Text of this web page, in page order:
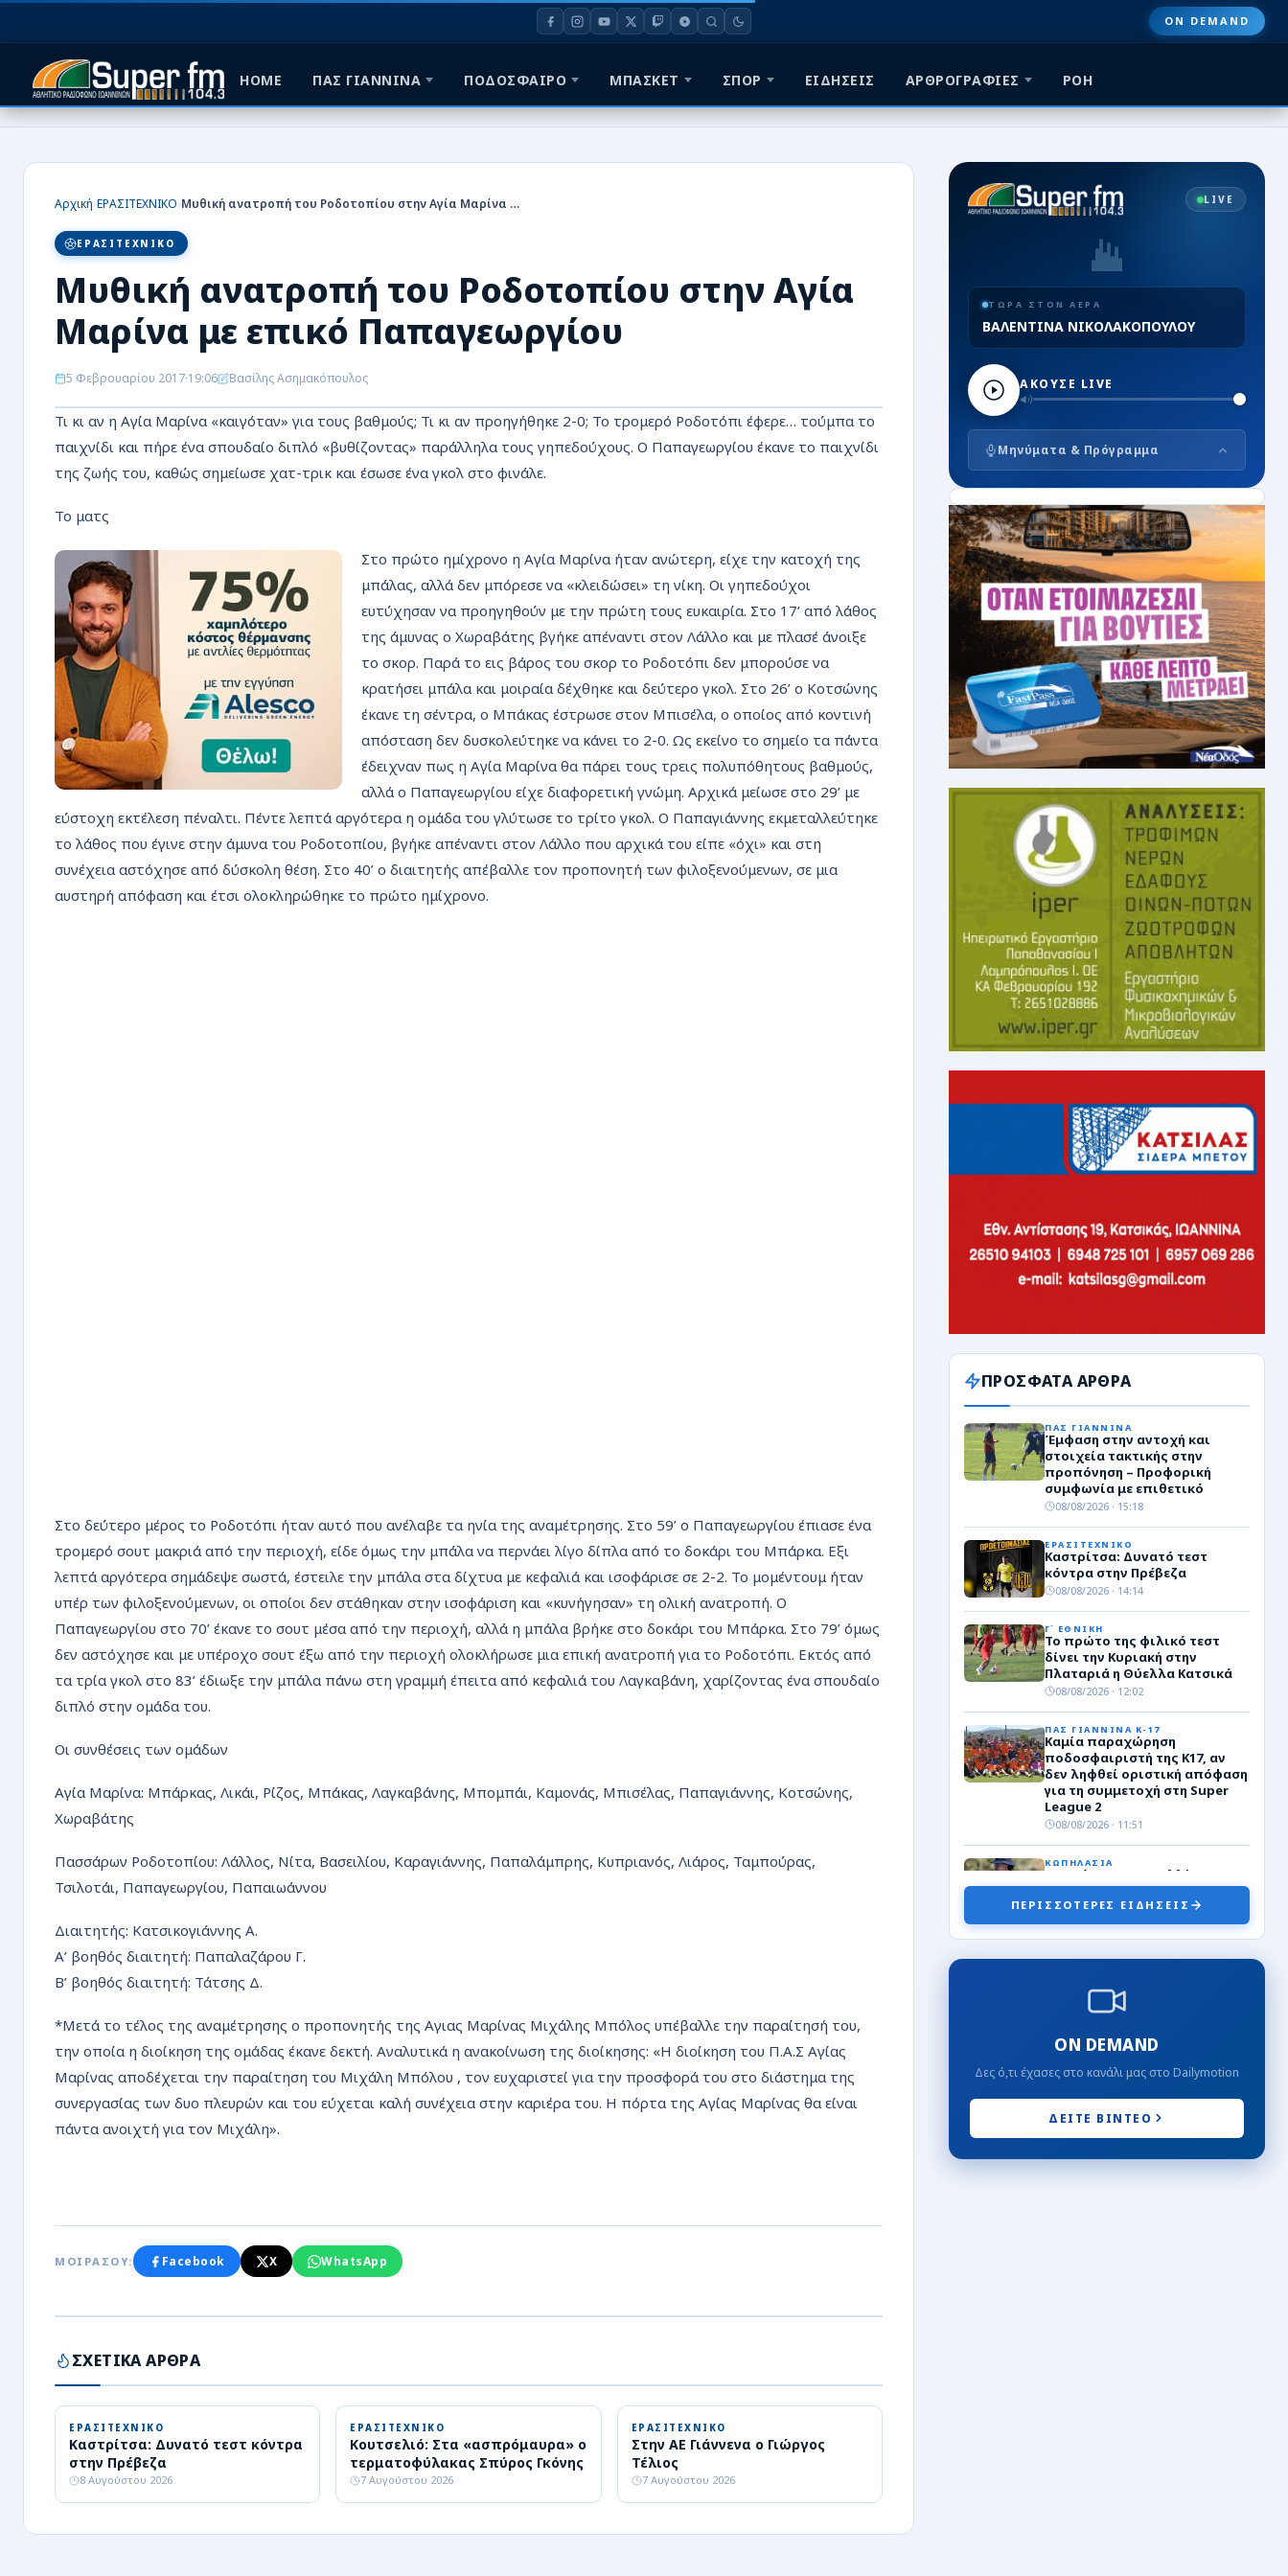
ON DEMAND
HOME ΠΑΣ ΓΙΑΝΝΙΝΑ ΠΟΔΟΣΦΑΙΡΟ ΜΠΑΣΚΕΤ ΣΠΟΡ ΕΙΔΗΣΕΙΣ ΑΡΘΡΟΓΡΑΦΙΕΣ ΡΟΗ
HOME
ΜΠΑΣΚΕΤ
ΡΟΗ
Αρχική›ΕΡΑΣΙΤΕΧΝΙΚΟ› Μυθική ανατροπή του Ροδοτοπίου στην Αγία Μαρίνα με επικό Παπαγεωργίου
ΕΡΑΣΙΤΕΧΝΙΚΟ
Μυθική ανατροπή του Ροδοτοπίου στην Αγία
Μαρίνα με επικό Παπαγεωργίου
5 Φεβρουαρίου 2017 19:06 Βασίλης Ασημακόπουλος
Τι κι αν η Αγία Μαρίνα «καιγόταν» για τους βαθμούς; Τι κι αν προηγήθηκε 2-0; Το τρομερό Ροδοτόπι έφερε… τούμπα το
παιχνίδι και πήρε ένα σπουδαίο διπλό «βυθίζοντας» παράλληλα τους γηπεδούχους. Ο Παπαγεωργίου έκανε το παιχνίδι
της ζωής του, καθώς σημείωσε χατ-τρικ και έσωσε ένα γκολ στο φινάλε.
Το ματς
Στο πρώτο ημίχρονο η Αγία Μαρίνα ήταν ανώτερη, είχε την κατοχή της
μπάλας, αλλά δεν μπόρεσε να «κλειδώσει» τη νίκη. Οι γηπεδούχοι
ευτύχησαν να προηγηθούν με την πρώτη τους ευκαιρία. Στο 17’ από λάθος
της άμυνας ο Χωραβάτης βγήκε απέναντι στον Λάλλο και με πλασέ άνοιξε
το σκορ. Παρά το εις βάρος του σκορ το Ροδοτόπι δεν μπορούσε να
κρατήσει μπάλα και μοιραία δέχθηκε και δεύτερο γκολ. Στο 26’ ο Κοτσώνης
έκανε τη σέντρα, ο Μπάκας έστρωσε στον Μπισέλα, ο οποίος από κοντινή
απόσταση δεν δυσκολεύτηκε να κάνει το 2-0. Ως εκείνο το σημείο τα πάντα
έδειχναν πως η Αγία Μαρίνα θα πάρει τους τρεις πολυπόθητους βαθμούς,
αλλά ο Παπαγεωργίου είχε διαφορετική γνώμη. Αρχικά μείωσε στο 29’ με
εύστοχη εκτέλεση πέναλτι. Πέντε λεπτά αργότερα η ομάδα του γλύτωσε το τρίτο γκολ. Ο Παπαγιάννης εκμεταλλεύτηκε
το λάθος που έγινε στην άμυνα του Ροδοτοπίου, βγήκε απέναντι στον Λάλλο που αρχικά του είπε «όχι» και στη
συνέχεια αστόχησε από δύσκολη θέση. Στο 40’ ο διαιτητής απέβαλλε τον προπονητή των φιλοξενούμενων, σε μια
αυστηρή απόφαση και έτσι ολοκληρώθηκε το πρώτο ημίχρονο.
Στο δεύτερο μέρος το Ροδοτόπι ήταν αυτό που ανέλαβε τα ηνία της αναμέτρησης. Στο 59’ ο Παπαγεωργίου έπιασε ένα
τρομερό σουτ μακριά από την περιοχή, είδε όμως την μπάλα να περνάει λίγο δίπλα από το δοκάρι του Μπάρκα. Εξι
λεπτά αργότερα σημάδεψε σωστά, έστειλε την μπάλα στα δίχτυα με κεφαλιά και ισοφάρισε σε 2-2. Το μομέντουμ ήταν
υπέρ των φιλοξενούμενων, οι οποίοι δεν στάθηκαν στην ισοφάριση και «κυνήγησαν» τη ολική ανατροπή. Ο
Παπαγεωργίου στο 70’ έκανε το σουτ μέσα από την περιοχή, αλλά η μπάλα βρήκε στο δοκάρι του Μπάρκα. Στο 79’ όμως
δεν αστόχησε και με υπέροχο σουτ έξω από την περιοχή ολοκλήρωσε μια επική ανατροπή για το Ροδοτόπι. Εκτός από
τα τρία γκολ στο 83’ έδιωξε την μπάλα πάνω στη γραμμή έπειτα από κεφαλιά του Λαγκαβάνη, χαρίζοντας ένα σπουδαίο
διπλό στην ομάδα του.
Οι συνθέσεις των ομάδων
Αγία Μαρίνα: Μπάρκας, Λικάι, Ρίζος, Μπάκας, Λαγκαβάνης, Μπομπάι, Καμονάς, Μπισέλας, Παπαγιάννης, Κοτσώνης,
Χωραβάτης
Πασσάρων Ροδοτοπίου: Λάλλος, Νίτα, Βασειλίου, Καραγιάννης, Παπαλάμπρης, Κυπριανός, Λιάρος, Ταμπούρας,
Τσιλοτάι, Παπαγεωργίου, Παπαιωάννου
Διαιτητής: Κατσικογιάννης Α.
Α’ βοηθός διαιτητή: Παπαλαζάρου Γ.
Β’ βοηθός διαιτητή: Τάτσης Δ.
*Μετά το τέλος της αναμέτρησης ο προπονητής της Αγιας Μαρίνας Μιχάλης Μπόλος υπέβαλλε την παραίτησή του,
την οποία η διοίκηση της ομάδας έκανε δεκτή. Αναλυτικά η ανακοίνωση της διοίκησης: «Η διοίκηση του Π.Α.Σ Αγίας
Μαρίνας αποδέχεται την παραίτηση του Μιχάλη Μπόλου , τον ευχαριστεί για την προσφορά του στο διάστημα της
συνεργασίας των δυο πλευρών και του εύχεται καλή συνέχεια στην καριέρα του. Η πόρτα της Αγίας Μαρίνας θα είναι
πάντα ανοιχτή για τον Μιχάλη».
ΜΟΙΡΑΣΟΥ: Facebook X WhatsApp
ΣΧΕΤΙΚΑ ΑΡΘΡΑ
ΕΡΑΣΙΤΕΧΝΙΚΟ
Καστρίτσα: Δυνατό τεστ κόντρα
στην Πρέβεζα
8 Αυγούστου 2026
ΕΡΑΣΙΤΕΧΝΙΚΟ
Κουτσελιό: Στα «ασπρόμαυρα» ο
τερματοφύλακας Σπύρος Γκόνης
7 Αυγούστου 2026
ΕΡΑΣΙΤΕΧΝΙΚΟ
Στην ΑΕ Γιάννενα ο Γιώργος
Τέλιος
7 Αυγούστου 2026
LIVE
ΤΩΡΑ ΣΤΟΝ ΑΕΡΑ
ΒΑΛΕΝΤΙΝΑ ΝΙΚΟΛΑΚΟΠΟΥΛΟΥ
ΑΚΟΥΣΕ LIVE
Μηνύματα & Πρόγραμμα
ΠΡΟΣΦΑΤΑ ΑΡΘΡΑ
ΠΑΣ ΓΙΑΝΝΙΝΑ
Έμφαση στην αντοχή και
στοιχεία τακτικής στην
προπόνηση – Προφορική
συμφωνία με επιθετικό
08/08/2026 · 15:18
ΕΡΑΣΙΤΕΧΝΙΚΟ
Καστρίτσα: Δυνατό τεστ
κόντρα στην Πρέβεζα
08/08/2026 · 14:14
Γ΄ ΕΘΝΙΚΗ
Το πρώτο της φιλικό τεστ
δίνει την Κυριακή στην
Πλαταριά η Θύελλα Κατσικά
08/08/2026 · 12:02
ΠΑΣ ΓΙΑΝΝΙΝΑ Κ-17
Καμία παραχώρηση
ποδοσφαιριστή της Κ17, αν
δεν ληφθεί οριστική απόφαση
για τη συμμετοχή στη Super
League 2
08/08/2026 · 11:51
ΚΩΠΗΛΑΣΙΑ
Στη μάχη του μεταλλίου στο
παγκόσμιο Κ19 ο Μουσελίμης
που προκρίθηκε στον μεγάλο
τελικό του σκιφ!
08/08/2026 · 11:28
Πρόωρο “διαζύγιο” της ΑΕΡ
Αφάντου με τον Κόντε!
Ευρωμπάσκετ U16: Ελλάδα-
Κουτσελιό: Στα
ΠΕΡΙΣΣΟΤΕΡΕΣ ΕΙΔΗΣΕΙΣ
ON DEMAND
Δες ό,τι έχασες στο κανάλι μας στο Dailymotion
ΔΕΙΤΕ ΒΙΝΤΕΟ